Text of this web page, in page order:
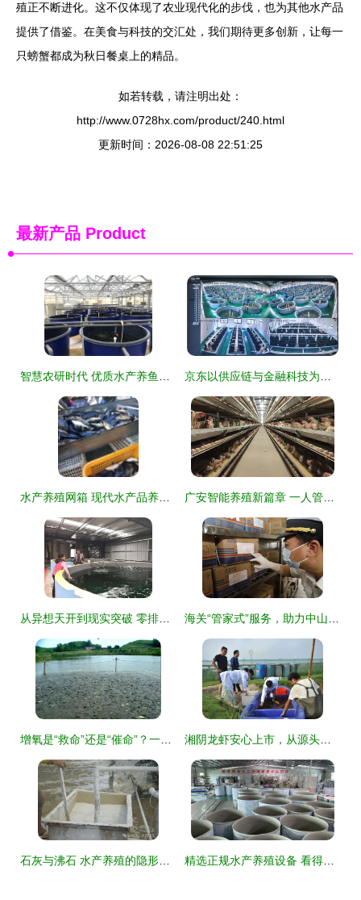
殖正不断进化。这不仅体现了农业现代化的步伐，也为其他水产品
提供了借鉴。在美食与科技的交汇处，我们期待更多创新，让每一
只螃蟹都成为秋日餐桌上的精品。
如若转载，请注明出处：
http://www.0728hx.com/product/240.html
更新时间：2026-08-08 22:51:25
最新产品 Product